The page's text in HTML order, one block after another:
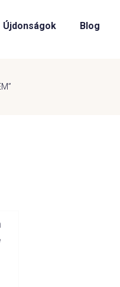
Újdonságok Blog